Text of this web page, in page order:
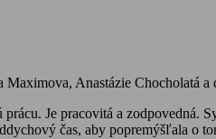
Anastázie Chocholatá a
Je pracovitá a zodpovedná.
čas, aby popremýšľala o